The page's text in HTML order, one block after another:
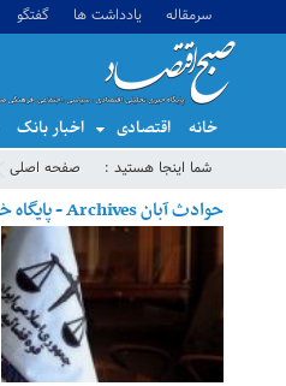
سرمقاله یادداشت ها گفتگو
خانه اقتصادی اخبار بانک
شما اینجا هستید : صفحه اصلی
حوادث آبان Archives - پایگاه خبری صبح اقتصاد آنلاین،تحلیل اقتصادی،اخبار اقتصادی